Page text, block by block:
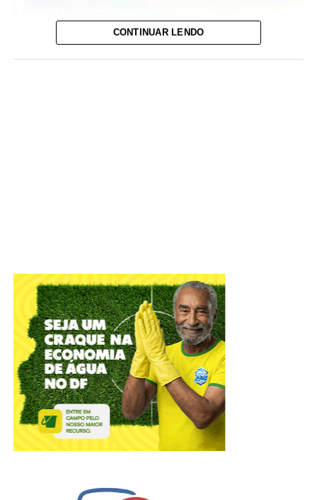
atendimentos. O acesso ocorre por demanda espontânea,
e não há limite de vagas.
ADVERTISEMENT
CONTINUAR LENDO